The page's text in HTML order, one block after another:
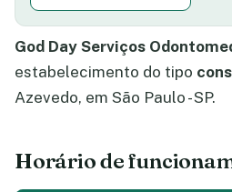
God Day Serviços
estabelecimento do tipo
Azevedo, em São Paulo - SP.
Horário de